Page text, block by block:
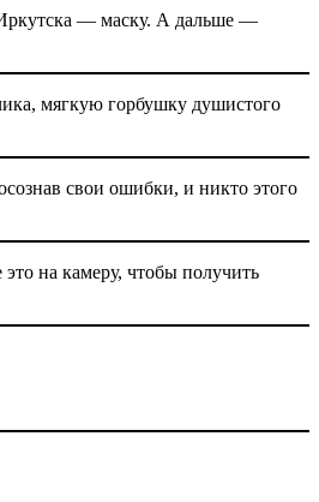
Иркутска — маску. А дальше —
мягкую горбушку душистого
свои ошибки, и никто этого
на камеру, чтобы получить